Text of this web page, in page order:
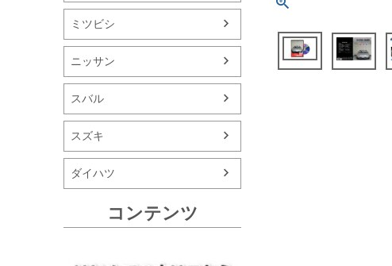
ミツビシ
ニッサン
スバル
スズキ
ダイハツ
コンテンツ